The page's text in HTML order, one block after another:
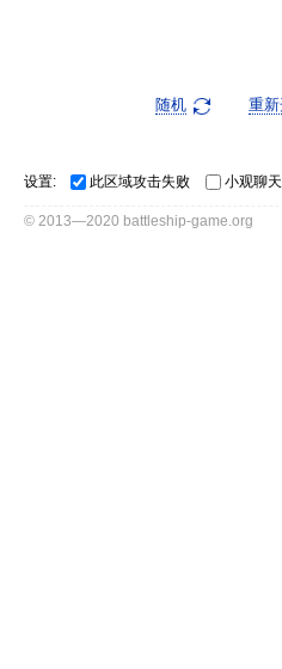
随机 重
设置: 此区域攻击失败 小观聊天
© 2013—2020 battleship-game.org